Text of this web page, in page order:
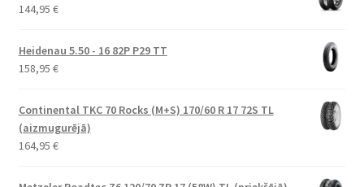
144,95 €
Heidenau 5.50 - 16 82P P29 TT
158,95 €
Continental TKC 70 Rocks (M+S) 170/60 R 17 72S TL
(aizmugurējā)
164,95 €